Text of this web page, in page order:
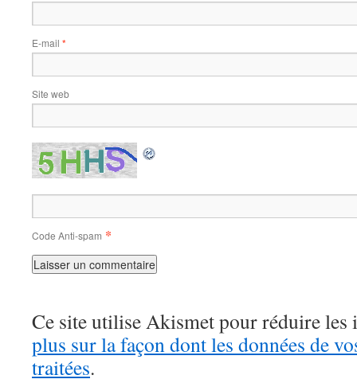
E-mail *
Site web
Code Anti-spam *
Ce site utilise Akismet pour réduire les
plus sur la façon dont les données de
traitées.